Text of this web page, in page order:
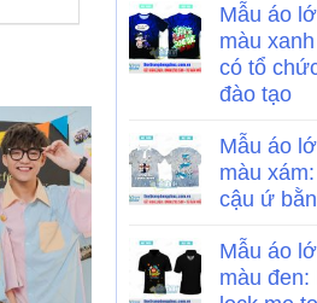
Mẫu áo
màu
có tổ
đào tạo
Mẫu áo
màu
cậu ứ
Mẫu áo
màu đen: